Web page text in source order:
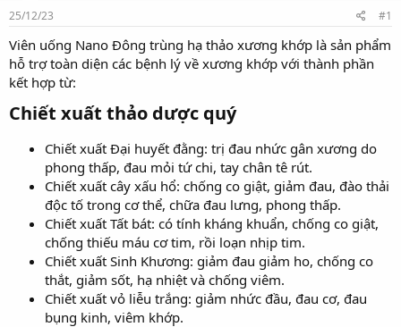
s
t
a
r
t
e
r
25/12/23 #1
Viên uống Nano Đông trùng hạ thảo xương khớp là sản phẩm
hỗ trợ toàn diện các bệnh lý về xương khớp với thành phần
kết hợp từ:
Chiết xuất thảo dược quý
Chiết xuất Đại huyết đằng: trị đau nhức gân xương do
phong thấp, đau mỏi tứ chi, tay chân tê rút.
Chiết xuất cây xấu hổ: chống co giật, giảm đau, đào thải
độc tố trong cơ thể, chữa đau lưng, phong thấp.
Chiết xuất Tất bát: có tính kháng khuẩn, chống co giật,
chống thiếu máu cơ tim, rồi loạn nhịp tim.
Chiết xuất Sinh Khương: giảm đau giảm ho, chống co
thắt, giảm sốt, hạ nhiệt và chống viêm.
Chiết xuất vỏ liễu trắng: giảm nhức đầu, đau cơ, đau
bụng kinh, viêm khớp.